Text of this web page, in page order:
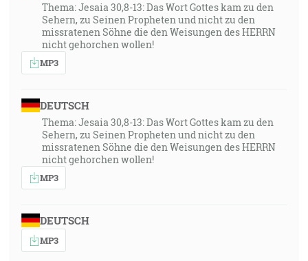
Thema: Jesaia 30,8-13: Das Wort Gottes kam zu den
Sehern, zu Seinen Propheten und nicht zu den
missratenen Söhne die den Weisungen des HERRN
nicht gehorchen wollen!
MP3
DEUTSCH
Thema: Jesaia 30,8-13: Das Wort Gottes kam zu den
Sehern, zu Seinen Propheten und nicht zu den
missratenen Söhne die den Weisungen des HERRN
nicht gehorchen wollen!
MP3
DEUTSCH
MP3